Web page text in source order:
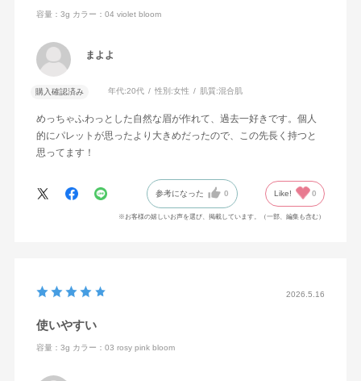
容量：3g カラー：04 violet bloom
まよよ
購入確認済み 年代:20代 性別:女性 肌質:混合肌
めっちゃふわっとした自然な眉が作れて、過去一好きです。個人
的にパレットが思ったより大きめだったので、この先長く持つと
思ってます！
参考になった 0 Like! 0
※お客様の嬉しいお声を選び、掲載しています。（一部、編集も含む）
2026.5.16
使いやすい
容量：3g カラー：03 rosy pink bloom